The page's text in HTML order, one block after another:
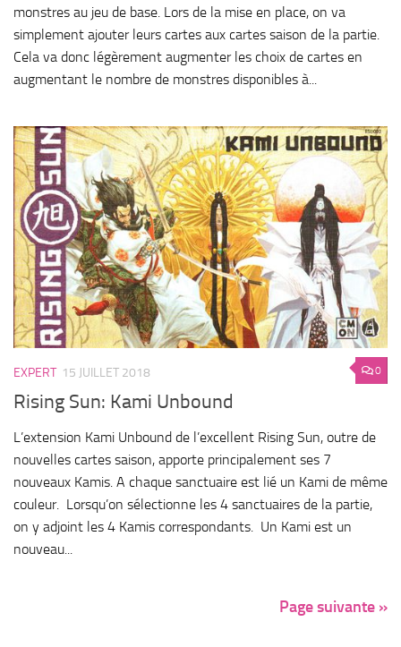
monstres au jeu de base. Lors de la mise en place, on va
simplement ajouter leurs cartes aux cartes saison de la partie.
Cela va donc légèrement augmenter les choix de cartes en
augmentant le nombre de monstres disponibles à...
0
EXPERT 15 JUILLET 2018
Rising Sun: Kami Unbound
L’extension Kami Unbound de l’excellent Rising Sun, outre de
nouvelles cartes saison, apporte principalement ses 7
nouveaux Kamis. A chaque sanctuaire est lié un Kami de même
couleur. Lorsqu’on sélectionne les 4 sanctuaires de la partie,
on y adjoint les 4 Kamis correspondants. Un Kami est un
nouveau...
Page suivante »